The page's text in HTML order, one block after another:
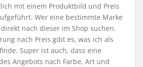
mit einem Produktbild und Preis
Wer eine bestimmte Marke
nach dieser im Shop suchen.
nach Preis gibt es, was ich als
Super ist auch, dass eine
Angebots nach Farbe, Art und